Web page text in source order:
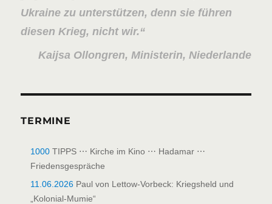
Ukraine zu unterstützen, denn sie führen
diesen Krieg, nicht wir.
Kaijsa Ollongren, Ministerin, Niederlande
TERMINE
1000 TIPPS ⋯ Kirche im Kino ⋯ Hadamar ⋯
Friedensgespräche
11.06.2026 Paul von Lettow-Vorbeck: Kriegsheld und
„Kolonial-Mumie“